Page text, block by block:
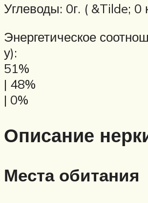
Углеводы: 0г. ( &Tilde; 0
Энергетическое
у):
51%
| 48%
| 0%
Описание
Места обитания